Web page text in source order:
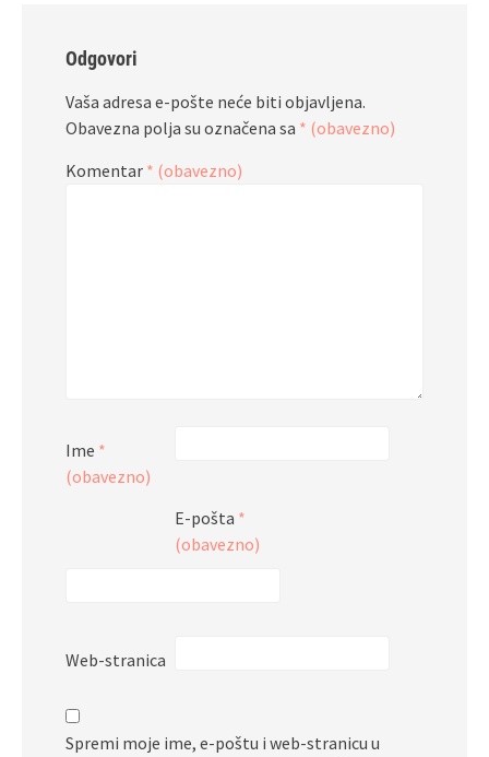
Odgovori
Vaša adresa e-pošte neće biti objavljena.
Obavezna polja su označena sa * (obavezno)
Komentar * (obavezno)
Ime *
(obavezno)
E-pošta *
(obavezno)
Web-stranica
Spremi moje ime, e-poštu i web-stranicu u